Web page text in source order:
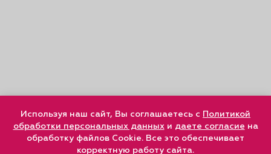
Используя наш сайт, Вы соглашаетесь с Политикой
обработки персональных данныхи даете согласие на
обработку файлов Cookie. Все это обеспечивает
корректную работу сайта.